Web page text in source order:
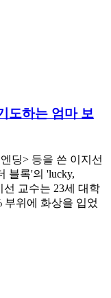
도하는 엄마 보
딩> 등을 쓴 이지선
블록'의 'lucky,
선 교수는 23세 대학
부위에 화상을 입었